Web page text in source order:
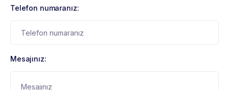
Telefon numaranız:
Mesajınız: